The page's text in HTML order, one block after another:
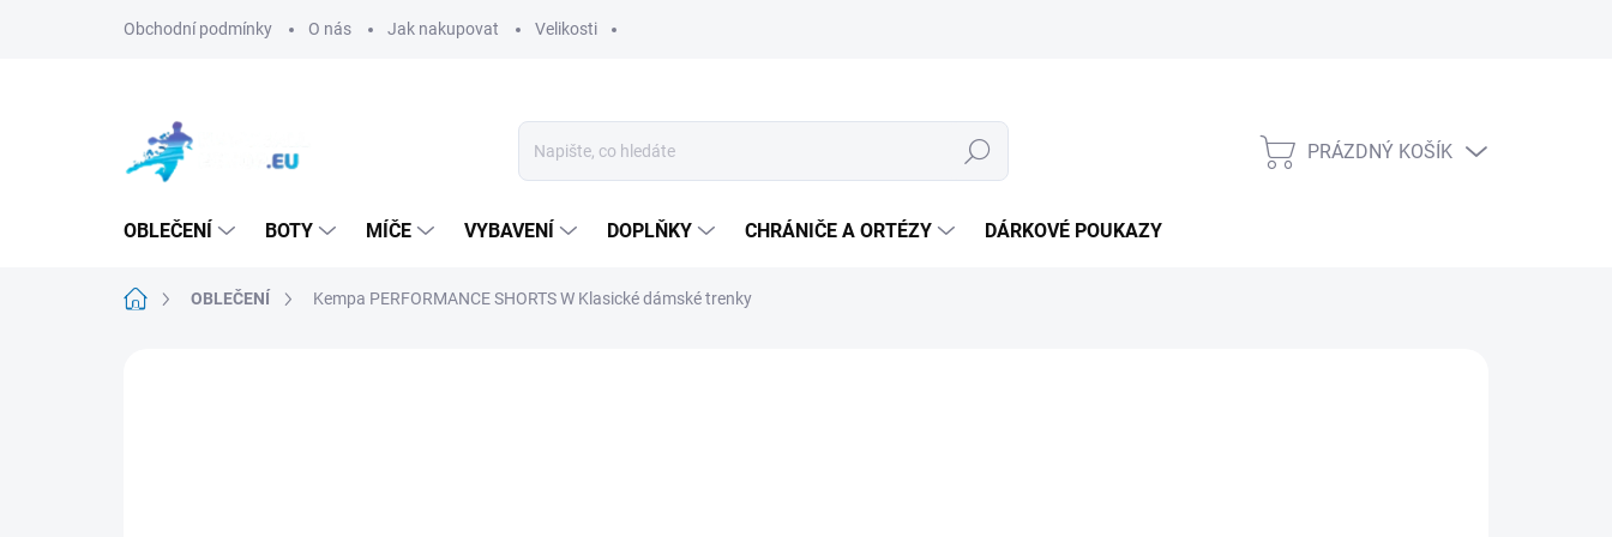
Obchodní podmínky O nás Jak nakupovat Velikosti
Hledat
NÁKUPNÍ
PRÁZDNÝ KOŠÍK
OBLEČENÍ BOTY MÍČE VYBAVENÍ DOPLŇKY CHRÁNIČE A ORTÉZY DÁRKOVÉ POUKAZY
Domů OBLEČENÍ Kempa PERFORMANCE SHORTS W Klasické dámské trenky